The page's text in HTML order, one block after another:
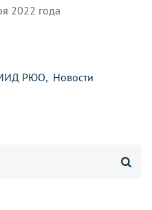
2022 года
РЮО Новости